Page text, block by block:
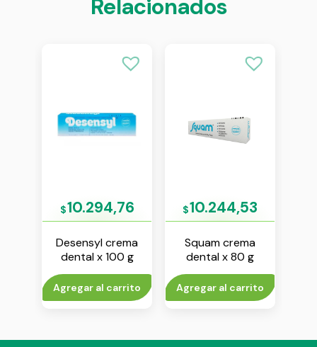
Relacionados
$10.294,76
Desensyl crema
dental x 100 g
Agregar al carrito
$10.244,53
Squam crema
dental x 80 g
Agregar al carrito